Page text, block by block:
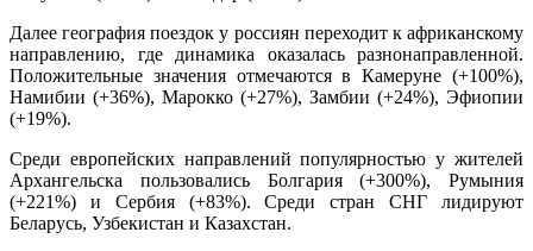
Далее география поездок у россиян переходит к африканскому
направлению, где динамика оказалась разнонаправленной.
Положительные значения отмечаются в Камеруне (+100%),
Намибии (+36%), Марокко (+27%), Замбии (+24%), Эфиопии
(+19%).
Среди европейских направлений популярностью у жителей
Архангельска пользовались Болгария (+300%), Румыния
(+221%) и Сербия (+83%). Среди стран СНГ лидируют
Беларусь, Узбекистан и Казахстан.